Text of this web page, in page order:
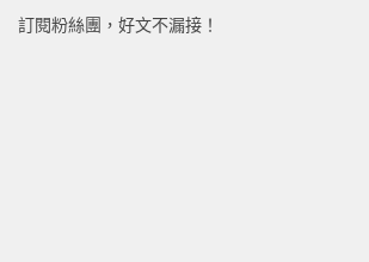
訂閱粉絲團，好文不漏接！